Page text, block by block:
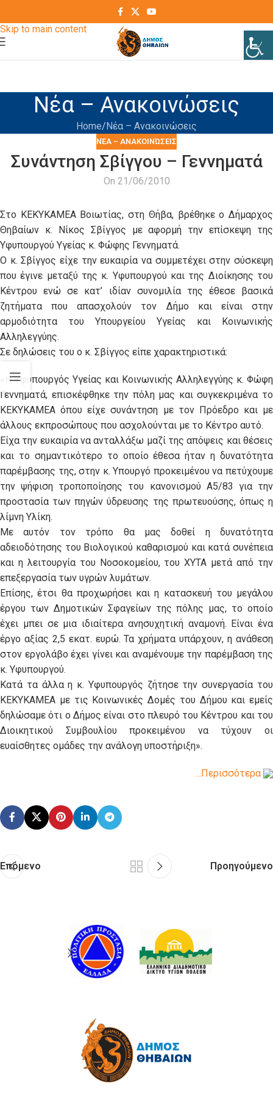
Skip to main content
Νέα – Ανακοινώσεις
Home Νέα – Ανακοινώσεις
ΝΈΑ – ΑΝΑΚΟΙΝΏΣΕΙΣ
Συνάντηση Σβίγγου – Γεννηματά
On 21/06/2010
Στο ΚΕΚΥΚΑΜΕΑ Βοιωτίας, στη Θήβα, βρέθηκε ο Δήμαρχος
Θηβαίων κ. Νίκος Σβίγγος με αφορμή την επίσκεψη της
Υφυπουργού Υγείας κ. Φώφης Γεννηματά.
Ο κ. Σβίγγος είχε την ευκαιρία να συμμετέχει στην σύσκεψη
που έγινε μεταξύ της κ. Υφυπουργού και της Διοίκησης του
Κέντρου ενώ σε κατ’ ιδίαν συνομιλία της έθεσε βασικά
ζητήματα που απασχολούν τον Δήμο και είναι στην
αρμοδιότητα του Υπουργείου Υγείας και Κοινωνικής
Αλληλεγγύης.
Σε δηλώσεις του ο κ. Σβίγγος είπε χαρακτηριστικά:
Η Υφυπουργός Υγείας και Κοινωνικής Αλληλεγγύης κ. Φώφη
Γεννηματά, επισκέφθηκε την πόλη μας και συγκεκριμένα το
ΚΕΚΥΚΑΜΕΑ όπου είχε συνάντηση με τον Πρόεδρο και με
άλλους εκπροσώπους που ασχολούνται με το Κέντρο αυτό.
Είχα την ευκαιρία να ανταλλάξω μαζί της απόψεις και θέσεις
και το σημαντικότερο το οποίο έθεσα ήταν η δυνατότητα
παρέμβασης της, στην κ. Υπουργό προκειμένου να πετύχουμε
την ψήφιση τροποποίησης του κανονισμού Α5/83 για την
προστασία των πηγών ύδρευσης της πρωτευούσης, όπως η
λίμνη Υλίκη.
Με αυτόν τον τρόπο θα μας δοθεί η δυνατότητα
αδειοδότησης του Βιολογικού καθαρισμού και κατά συνέπεια
και η λειτουργία του Νοσοκομείου, του ΧΥΤΑ μετά από την
επεξεργασία των υγρών λυμάτων.
Επίσης, έτσι θα προχωρήσει και η κατασκευή του μεγάλου
έργου των Δημοτικών Σφαγείων της πόλης μας, το οποίο
έχει μπει σε μια ιδιαίτερα ανησυχητική αναμονή. Είναι ένα
έργο αξίας 2,5 εκατ. ευρώ. Τα χρήματα υπάρχουν, η ανάθεση
στον εργολάβο έχει γίνει και αναμένουμε την παρέμβαση της
κ. Υφυπουργού.
Κατά τα άλλα η κ. Υφυπουργός ζήτησε την συνεργασία του
ΚΕΚΥΚΑΜΕΑ με τις Κοινωνικές Δομές του Δήμου και εμείς
δηλώσαμε ότι ο Δήμος είναι στο πλευρό του Κέντρου και του
Διοικητικού Συμβουλίου προκειμένου να τύχουν οι
ευαίσθητες ομάδες την ανάλογη υποστήριξη».
…Περισσότερα
Επόμενο Προηγούμενο